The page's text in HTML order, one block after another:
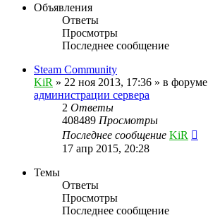
Объявления
Ответы
Просмотры
Последнее сообщение
Steam Community
KiR » 22 ноя 2013, 17:36 » в форуме
администрации сервера
2 Ответы
408489 Просмотры
Последнее сообщение KiR
17 апр 2015, 20:28
Темы
Ответы
Просмотры
Последнее сообщение